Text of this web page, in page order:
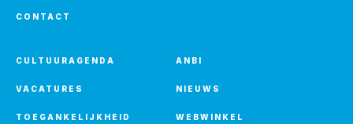
CONTACT
CULTUURAGENDA
VACATURES
TOEGANKELIJKHEID
ANBI
NIEUWS
WEBWINKEL